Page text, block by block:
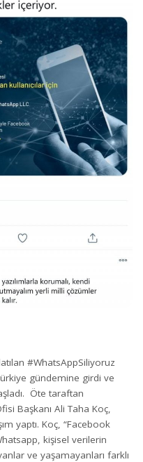
#WhatsAppSiliyoruz
gündemine girdi ve
Öte taraftan
Başkanı Ali Taha Koç,
yaptı. Koç, “Facebook
kişisel verilerin
ve yaşamayanları farklı